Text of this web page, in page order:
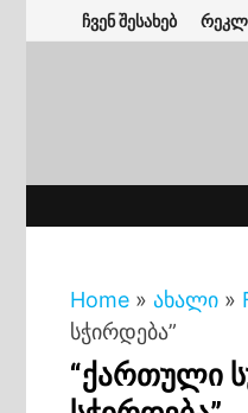
to
ჩვენ შესახებ
Home » ახალი »
სჭირდება”
“ქართული